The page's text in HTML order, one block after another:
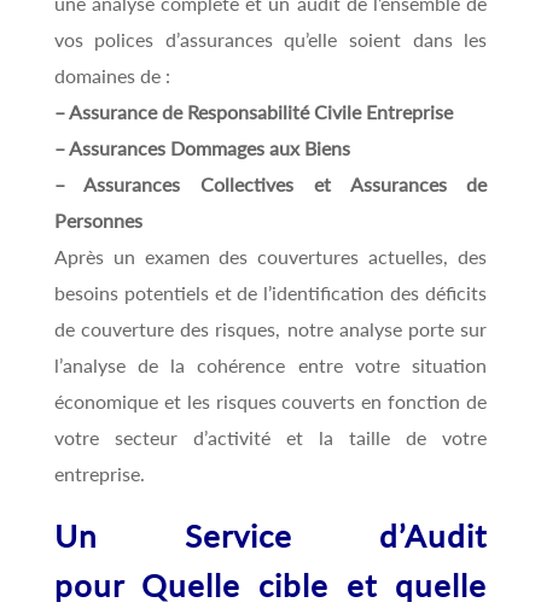
vos polices d’assurances qu’elle soient dans les
domaines de :
– Assurance de Responsabilité Civile Entreprise
– Assurances Dommages aux Biens
– Assurances Collectives et Assurances de
Personnes
Après un examen des couvertures actuelles, des
besoins potentiels et de l’identification des déficits
de couverture des risques, notre analyse porte sur
l’analyse de la cohérence entre votre situation
économique et les risques couverts en fonction de
votre secteur d’activité et la taille de votre
entreprise.
Un Service d’Audit
pour Quelle cible et quelle